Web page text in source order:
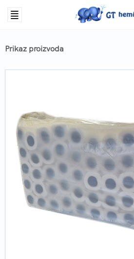
Prikaz proizvoda